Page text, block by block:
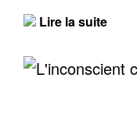
Lire la suite